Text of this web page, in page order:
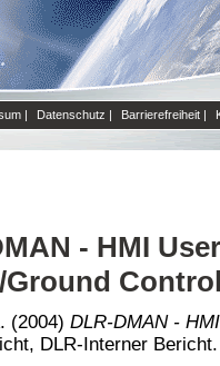
| Datenschutz | Barrierefreiheit |
- HMI
(2004) DLR-DMAN -
DLR-Interner